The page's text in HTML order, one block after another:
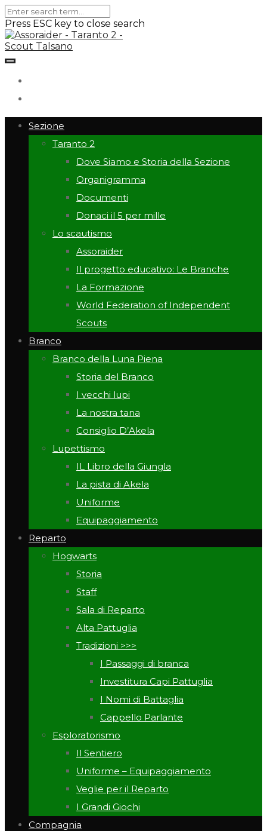
Press ESC key to close search
Sezione
Taranto 2
Dove Siamo e Storia della Sezione
Organigramma
Documenti
Donaci il 5 per mille
Lo scautismo
Assoraider
Il progetto educativo: Le Branche
La Formazione
World Federation of Independent
Scouts
Branco
Branco della Luna Piena
Storia del Branco
I vecchi lupi
La nostra tana
Consiglio D’Akela
Lupettismo
IL Libro della Giungla
La pista di Akela
Uniforme
Equipaggiamento
Reparto
Hogwarts
Storia
Staff
Sala di Reparto
Alta Pattuglia
Tradizioni >>>
I Passaggi di branca
Investitura Capi Pattuglia
I Nomi di Battaglia
Cappello Parlante
Esploratorismo
Il Sentiero
Uniforme – Equipaggiamento
Veglie per il Reparto
I Grandi Giochi
Compagnia